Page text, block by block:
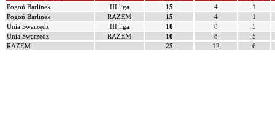
Pogoń Barlinek
III liga 15 4
1
Pogoń Barlinek
RAZEM 15 4
1
Unia Swarzędz
III liga 10 8
5
Unia Swarzędz
RAZEM 10 8
5
RAZEM
25 12 6